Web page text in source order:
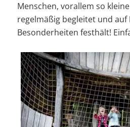
Menschen, vorallem so
regelmäßig begleitet und auf
Besonderheiten festhält!